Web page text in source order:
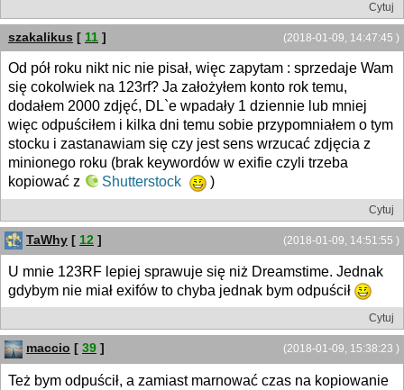
Cytuj
(2018-01-09, 14:47:45 )
szakalikus [ 11 ]
Od pół roku nikt nic nie pisał, więc zapytam : sprzedaje Wam
się cokolwiek na 123rf? Ja założyłem konto rok temu,
dodałem 2000 zdjęć, DL`e wpadały 1 dziennie lub mniej
więc odpuściłem i kilka dni temu sobie przypomniałem o tym
stocku i zastanawiam się czy jest sens wrzucać zdjęcia z
minionego roku (brak keywordów w exifie czyli trzeba
kopiować z
Shutterstock )
Cytuj
(2018-01-09, 14:51:55 )
TaWhy [ 12 ]
U mnie 123RF lepiej sprawuje się niż Dreamstime. Jednak
gdybym nie miał exifów to chyba jednak bym odpuścił
Cytuj
(2018-01-09, 15:38:23 )
maccio [ 39 ]
Też bym odpuścił, a zamiast marnować czas na kopiowanie